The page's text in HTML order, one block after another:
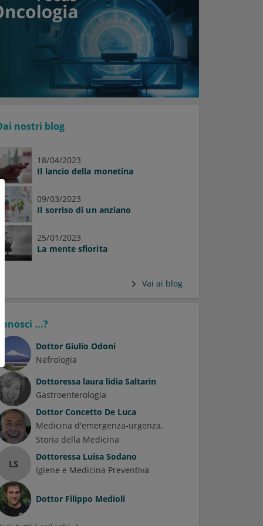
nostri blog
18/04/2023
Il lancio della monetina
09/03/2023
Il sorriso di un anziano
25/01/2023
La mente sfiorita
Vai ai blog
Conosci ...?
Dottor Giulio Odoni
Nefrologia
Dottoressa laura lidia Saltarin
Gastroenterologia
Dottor Concetto De Luca
Medicina d'emergenza-urgenza
Storia della Medicina
LS
Dottoressa Luisa Sodano
Igiene e Medicina Preventiva
Dottor Filippo Medioli